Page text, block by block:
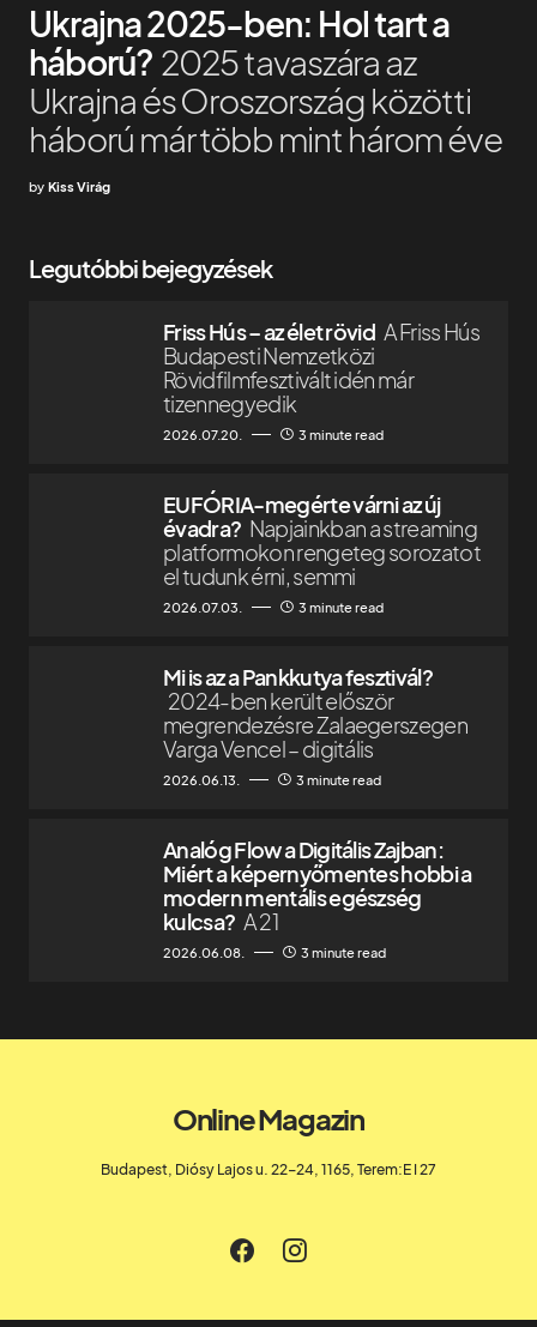
Ukrajna 2025-ben: Hol tart a
háború? 2025 tavaszára az
Ukrajna és Oroszország közötti
háború már több mint három éve
by Kiss Virág
Legutóbbi bejegyzések
Friss Hús – az élet rövid A Friss Hús
Budapesti Nemzetközi
Rövidfilmfesztivált idén már
tizennegyedik
2026.07.20. 3 minute read
EUFÓRIA-megérte várni az új
évadra? Napjainkban a streaming
platformokon rengeteg sorozatot
el tudunk érni, semmi
2026.07.03. 3 minute read
Mi is az a Pankkutya fesztivál?
2024-ben került először
megrendezésre Zalaegerszegen
Varga Vencel – digitális
2026.06.13. 3 minute read
Analóg Flow a Digitális Zajban:
Miért a képernyőmentes hobbi a
modern mentális egészség
kulcsa? A 21
2026.06.08. 3 minute read
Online Magazin
Budapest, Diósy Lajos u. 22-24, 1165, Terem:E I 27